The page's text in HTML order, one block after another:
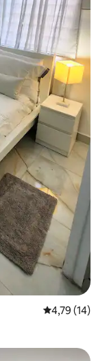
4,79 ud af 5
4,79 (14)